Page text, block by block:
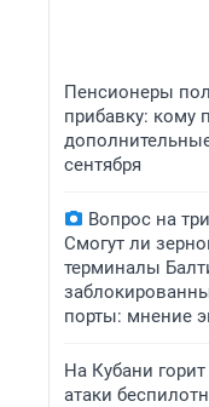
Пенсионеры
прибавку: кому
сентября
Вопрос на
Смогут ли
терминалы
порты: мнение
На Кубани
атаки